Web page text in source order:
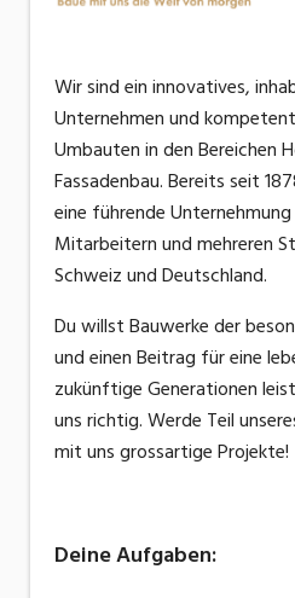
Wir sind ein innovatives,
Unternehmen und
Umbauten in den Bereichen
Fassadenbau. Bereits seit
eine führende
Mitarbeitern und mehreren
Schweiz und Deutschland.
Du willst Bauwerke der
und einen Beitrag für eine
zukünftige Generationen
uns richtig. Werde Teil
mit uns grossartige Projekte!
Deine Aufgaben: